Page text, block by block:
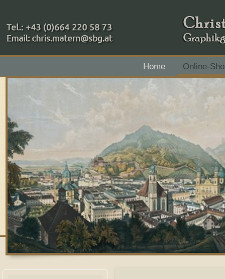
+43 (0)664 220 58 73
Home
Online-
Zahlungsmethoden: RAIBA - Flachgau Mitte - IBAN